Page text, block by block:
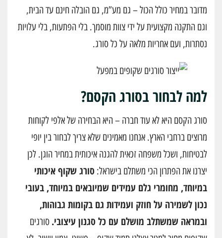
מדובר במחיר כולל הכול – גם מע”מ, גם הובלה חינם עד הבית,
וגם התקנה מקצועית על ידי צוות מוסמך. בלי הפתעות, בלי עלויות
נסתרות, ועם אחריות מלאה על כל סורג.
למה לבחור בסורג הקסם?
סורג הקסם היא לא עוד חברה – היא הבחירה של אלפי לקוחות
מרוצים ברחבי הארץ. אנחנו מאמינים שלא צריך לבחור בין יופי
לבטיחות, ושכל משפחה זכאית להגנה איכותית במחיר הוגן. לכן
יצרנו את הפתרון הכי משתלם בישראל: סורג שקוף איכותי
במיוחד, מחומרי גלם עמידים שמיובאים במיוחד, בעובי
נכון לשמירה על חוזק ועמידות גם בקומות גבוהות,
ובמראה שמשתלב מושלם עם כל סגנון עיצובי. סורגים